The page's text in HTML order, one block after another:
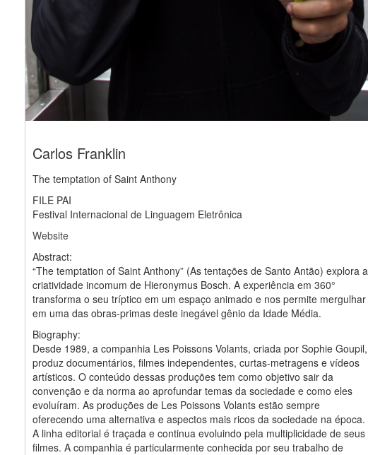
Carlos Franklin
The temptation of Saint Anthony
FILE PAI
Festival Internacional de Linguagem Eletrônica
Website
Abstract:
“The temptation of Saint Anthony” (As tentações de Santo Antão) explora a
criatividade incomum de Hieronymus Bosch. A experiência em 360°
transforma o seu tríptico em um espaço animado e nos permite mergulhar
em uma das obras-primas deste inegável gênio da Idade Média.
Biography:
Desde 1989, a companhia Les Poissons Volants, criada por Sophie Goupil,
produz documentários, filmes independentes, curtas-metragens e vídeos
artísticos. O conteúdo dessas produções tem como objetivo sair da
convenção e da norma ao aprofundar temas da sociedade e como eles
evoluíram. As produções de Les Poissons Volants estão sempre
oferecendo uma alternativa e aspectos mais ricos da sociedade na época.
A linha editorial é traçada e continua evoluindo pela multiplicidade de seus
filmes. A companhia é particularmente conhecida por seu trabalho de